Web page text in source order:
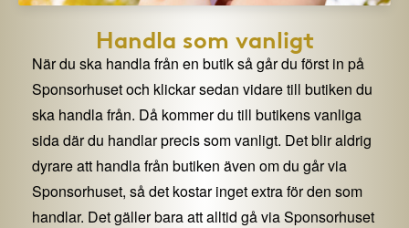
Handla som vanligt
När du ska handla från en butik så går du först in på
Sponsorhuset och klickar sedan vidare till butiken du
ska handla från. Då kommer du till butikens vanliga
sida där du handlar precis som vanligt. Det blir aldrig
dyrare att handla från butiken även om du går via
Sponsorhuset, så det kostar inget extra för den som
handlar. Det gäller bara att alltid gå via Sponsorhuset